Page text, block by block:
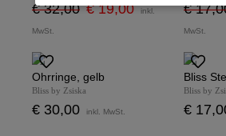
€ 32,00 € 19,00 inkl.
MwSt.
€
MwSt.
Ohrringe, gelb
Bliss by Zsiska
€ 30,00 inkl. MwSt.
Bliss
Bliss by
€